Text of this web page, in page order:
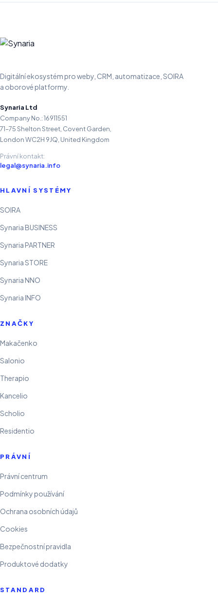
Digitální ekosystém pro weby, CRM, automatizace, SOIRA
a oborové platformy.
Synaria Ltd
Company No.: 16911551
71–75 Shelton Street, Covent Garden,
London WC2H 9JQ, United Kingdom
Právní kontakt:
legal@synaria.info
HLAVNÍ SYSTÉMY
SOIRA
Synaria BUSINESS
Synaria PARTNER
Synaria STORE
Synaria NNO
Synaria INFO
ZNAČKY
Makačenko
Salonio
Therapio
Kancelio
Scholio
Residentio
PRÁVNÍ
Právní centrum
Podmínky používání
Ochrana osobních údajů
Cookies
Bezpečnostní pravidla
Produktové dodatky
STANDARD